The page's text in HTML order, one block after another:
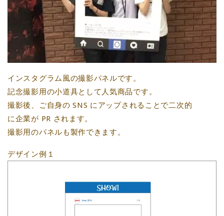
インスタグラム風の撮影パネルです。
記念撮影用の小道具として人気商品です。
撮影後、ご自身の SNS にアップされることで二次的
に企業が PR されます。
撮影用のパネルも製作できます。
デザイン例１